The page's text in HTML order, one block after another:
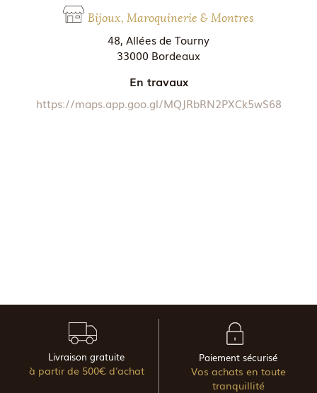
Bijoux, Maroquinerie & Montres
48, Allées de Tourny
33000 Bordeaux
En travaux
https://maps.app.goo.gl/MQJRbRN2PXCk5wS68
Livraison gratuite
à partir de 500€ d'achat
Paiement sécurisé
Vos achats en toute
tranquillité